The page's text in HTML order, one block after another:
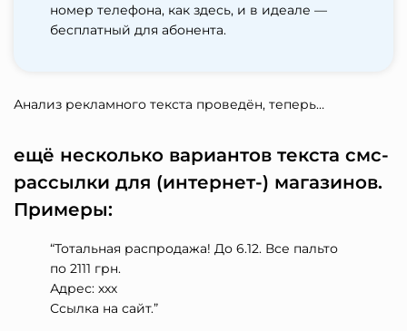
номер телефона, как здесь, и в идеале —
бесплатный для абонента.
Анализ рекламного текста проведён, теперь…
ещё несколько вариантов текста смс-
рассылки для (интернет-) магазинов.
Примеры:
“Тотальная распродажа! До 6.12. Все пальто
по 2111 грн.
Адрес: ххх
Ссылка на сайт.”